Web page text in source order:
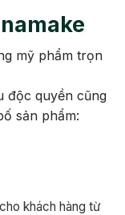
mỹ phẩm trọn
độc quyền cũng
sản phẩm:
khách hàng từ